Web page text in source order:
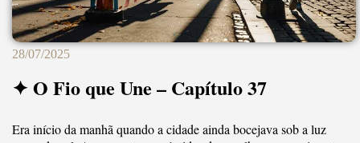
28/07/2025
✦ O Fio que Une – Capítulo 37
Era início da manhã quando a cidade ainda bocejava sob a luz